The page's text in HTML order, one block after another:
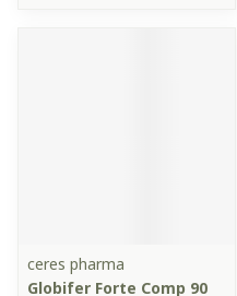
ceres pharma
Globifer Forte Comp 90